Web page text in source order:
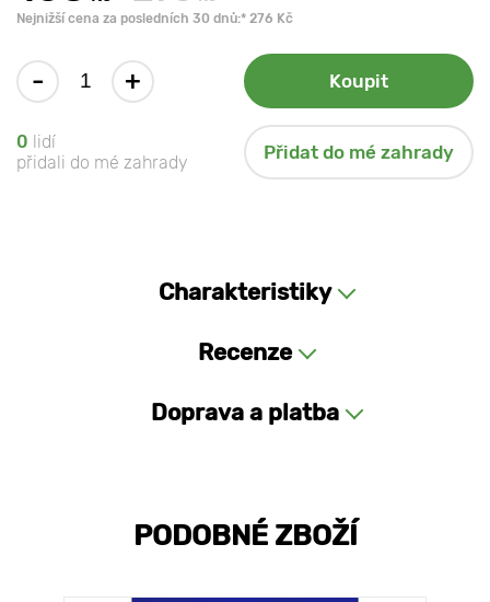
Nejnižší cena za posledních 30 dnů:* 276 Kč
- + Koupit
0 lidí
přidali do mé zahrady
Přidat do mé zahrady
Charakteristiky
Recenze
Doprava a platba
PODOBNÉ ZBOŽÍ